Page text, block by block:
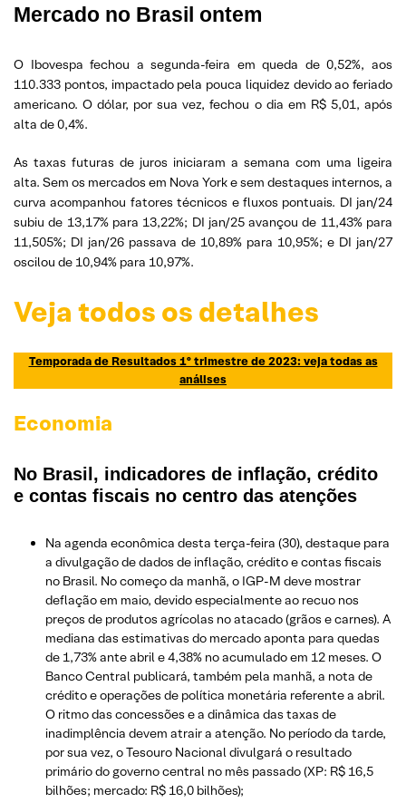
Mercado no Brasil ontem
O Ibovespa fechou a segunda-feira em queda de 0,52%, aos
110.333 pontos, impactado pela pouca liquidez devido ao feriado
americano. O dólar, por sua vez, fechou o dia em R$ 5,01, após
alta de 0,4%.
As taxas futuras de juros iniciaram a semana com uma ligeira
alta. Sem os mercados em Nova York e sem destaques internos, a
curva acompanhou fatores técnicos e fluxos pontuais. DI jan/24
subiu de 13,17% para 13,22%; DI jan/25 avançou de 11,43% para
11,505%; DI jan/26 passava de 10,89% para 10,95%; e DI jan/27
oscilou de 10,94% para 10,97%.
Veja todos os detalhes
Temporada de Resultados 1º trimestre de 2023: veja todas as
análises
Economia
No Brasil, indicadores de inflação, crédito
e contas fiscais no centro das atenções
Na agenda econômica desta terça-feira (30), destaque para
a divulgação de dados de inflação, crédito e contas fiscais
no Brasil. No começo da manhã, o IGP-M deve mostrar
deflação em maio, devido especialmente ao recuo nos
preços de produtos agrícolas no atacado (grãos e carnes). A
mediana das estimativas do mercado aponta para quedas
de 1,73% ante abril e 4,38% no acumulado em 12 meses. O
Banco Central publicará, também pela manhã, a nota de
crédito e operações de política monetária referente a abril.
O ritmo das concessões e a dinâmica das taxas de
inadimplência devem atrair a atenção. No período da tarde,
por sua vez, o Tesouro Nacional divulgará o resultado
primário do governo central no mês passado (XP: R$ 16,5
bilhões; mercado: R$ 16,0 bilhões);